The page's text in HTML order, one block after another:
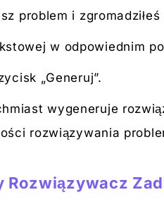
problem i
w odpowiednim
„Generuj”.
wygeneruje
rozwiązywania